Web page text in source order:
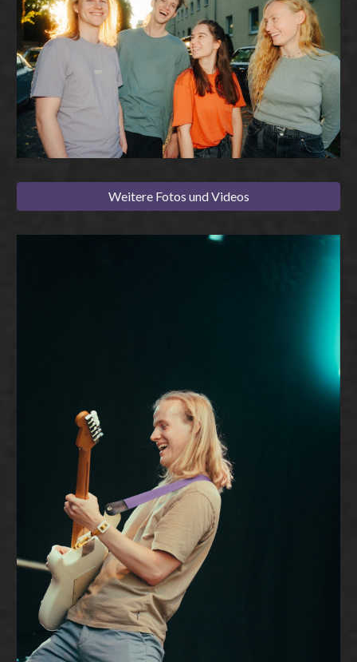
Weitere Fotos und Videos